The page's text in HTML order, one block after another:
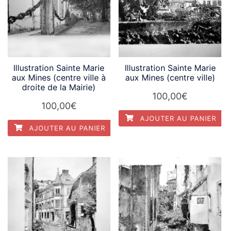
Illustration Sainte Marie
aux Mines (centre ville à
droite de la Mairie)
100,00€
AJOUTER AU PANIER
Illustration Sainte Marie
aux Mines (centre ville)
100,00€
AJOUTER AU PANIER